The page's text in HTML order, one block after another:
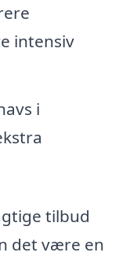
intensiv
i
tilbud
det være en